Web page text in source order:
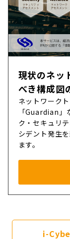
現状のネッ
べき構成図
ネットワーク
「Guardian」
ク・セキュリ
シデント発生
ます。
i-